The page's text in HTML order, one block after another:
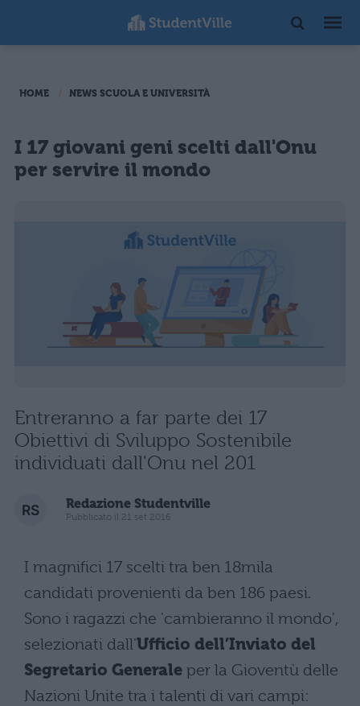
HOME NEWS SCUOLA E UNIVERSITÀ
I 17 giovani geni scelti dall'Onu
per servire il mondo
Entreranno a far parte dei 17
Obiettivi di Sviluppo Sostenibile
individuati dall'Onu nel 201
Redazione Studentville
Pubblicato il 21 set 2016
I magnifici 17 scelti tra ben 18mila
candidati provenienti da ben 186 paesi.
Sono i ragazzi che 'cambieranno il mondo',
selezionati dall'Ufficio dell’Inviato del
Segretario Generale per la Gioventù delle
Nazioni Unite tra i talenti di vari campi: